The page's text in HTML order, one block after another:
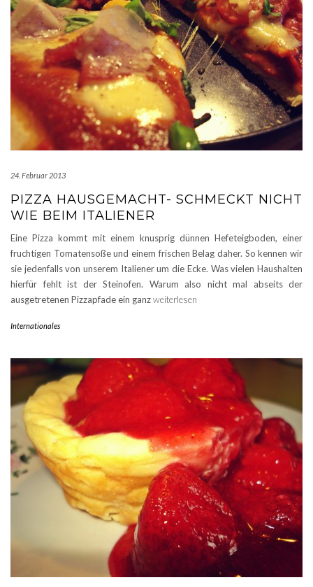
24. Februar 2013
PIZZA HAUSGEMACHT- SCHMECKT NICHT
WIE BEIM ITALIENER
Eine Pizza kommt mit einem knusprig dünnen Hefeteigboden, einer
fruchtigen Tomatensoße und einem frischen Belag daher. So kennen wir
sie jedenfalls von unserem Italiener um die Ecke. Was vielen Haushalten
hierfür fehlt ist der Steinofen. Warum also nicht mal abseits der
ausgetretenen Pizzapfade ein ganzweiterlesen
Internationales